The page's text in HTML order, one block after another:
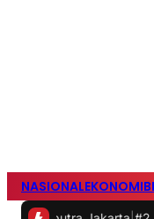
NASIONALEKONOMI